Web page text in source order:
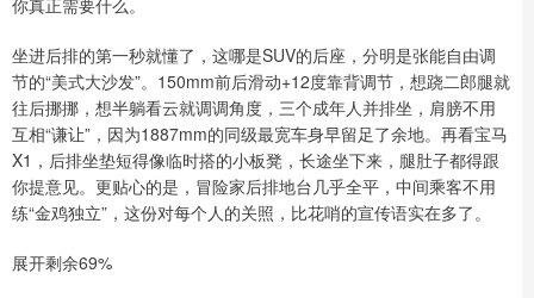
坐进后排的第一秒就懂了，这哪是SUV的后座，分明是张能自由调
节的“美式大沙发”。150mm前后滑动+12度靠背调节，想跷二郎腿就
往后挪挪，想半躺看云就调调角度，三个成年人并排坐，肩膀不用
互相“谦让”，因为1887mm的同级最宽车身早留足了余地。再看宝马
X1，后排坐垫短得像临时搭的小板凳，长途坐下来，腿肚子都得跟
你提意见。更贴心的是，冒险家后排地台几乎全平，中间乘客不用
练“金鸡独立”，这份对每个人的关照，比花哨的宣传语实在多了。
展开剩余69%